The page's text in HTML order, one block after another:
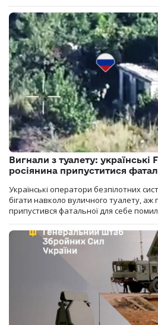
Вигнали з туалету: українські
росіянина припуститися
Українські оператори безпілотних
бігати навколо вуличного туалету, аж
припустився фатальної для себе